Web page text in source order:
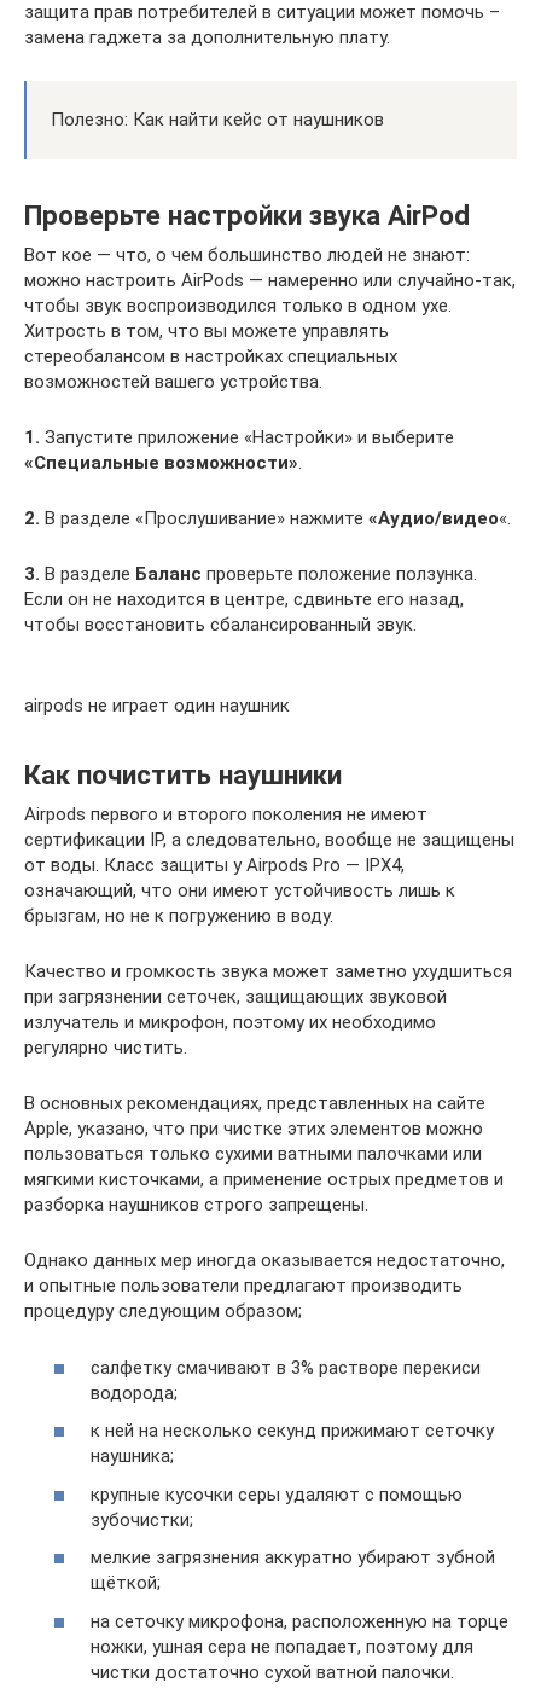
защита прав потребителей в ситуации может помочь –
замена гаджета за дополнительную плату.
Полезно: Как найти кейс от наушников
Проверьте настройки звука AirPod
Вот кое — что, о чем большинство людей не знают:
можно настроить AirPods — намеренно или случайно-так,
чтобы звук воспроизводился только в одном ухе.
Хитрость в том, что вы можете управлять
стереобалансом в настройках специальных
возможностей вашего устройства.
1. Запустите приложение «Настройки» и выберите
«Специальные возможности».
2. В разделе «Прослушивание» нажмите «Аудио/видео«.
3. В разделе Баланс проверьте положение ползунка.
Если он не находится в центре, сдвиньте его назад,
чтобы восстановить сбалансированный звук.
airpods не играет один наушник
Как почистить наушники
Airpods первого и второго поколения не имеют
сертификации IP, а следовательно, вообще не защищены
от воды. Класс защиты у Airpods Pro — IPX4,
означающий, что они имеют устойчивость лишь к
брызгам, но не к погружению в воду.
Качество и громкость звука может заметно ухудшиться
при загрязнении сеточек, защищающих звуковой
излучатель и микрофон, поэтому их необходимо
регулярно чистить.
В основных рекомендациях, представленных на сайте
Apple, указано, что при чистке этих элементов можно
пользоваться только сухими ватными палочками или
мягкими кисточками, а применение острых предметов и
разборка наушников строго запрещены.
Однако данных мер иногда оказывается недостаточно,
и опытные пользователи предлагают производить
процедуру следующим образом;
салфетку смачивают в 3% растворе перекиси
водорода;
к ней на несколько секунд прижимают сеточку
наушника;
крупные кусочки серы удаляют с помощью
зубочистки;
мелкие загрязнения аккуратно убирают зубной
щёткой;
на сеточку микрофона, расположенную на торце
ножки, ушная сера не попадает, поэтому для
чистки достаточно сухой ватной палочки.